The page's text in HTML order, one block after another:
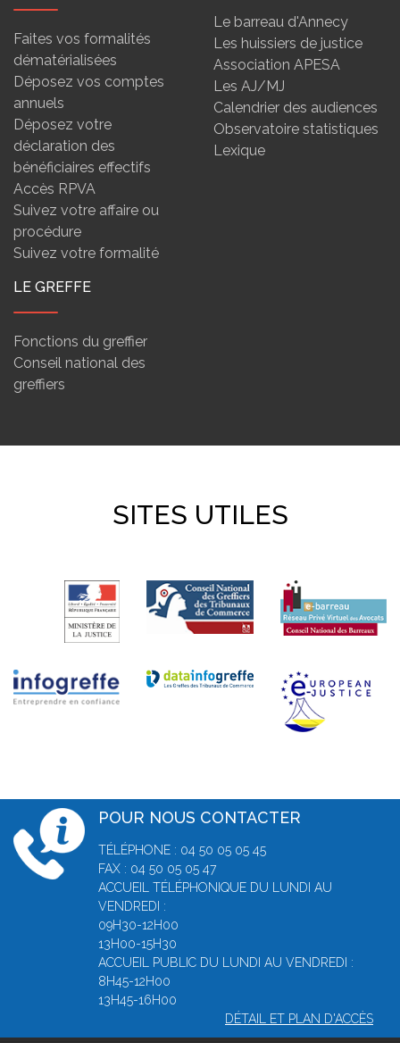
Faites vos formalités
dématérialisées
Déposez vos comptes
annuels
Déposez votre
déclaration des
bénéficiaires effectifs
Accès RPVA
Suivez votre affaire ou
procédure
Suivez votre formalité
Le barreau d'Annecy
Les huissiers de justice
Association APESA
Les AJ/MJ
Calendrier des audiences
Observatoire statistiques
Lexique
LE GREFFE
Fonctions du greffier
Conseil national des
greffiers
SITES UTILES
POUR NOUS CONTACTER
TÉLÉPHONE : 04 50 05 05 45
FAX : 04 50 05 05 47
ACCUEIL TÉLÉPHONIQUE DU LUNDI AU
VENDREDI :
09H30-12H00
13H00-15H30
ACCUEIL PUBLIC DU LUNDI AU VENDREDI :
8H45-12H00
13H45-16H00
DÉTAIL ET PLAN D'ACCÈS